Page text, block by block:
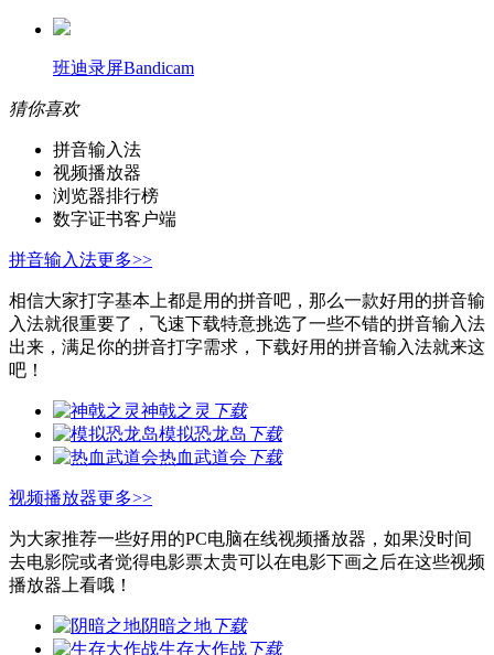
班迪录屏Bandicam
猜你喜欢
拼音输入法
视频播放器
浏览器排行榜
数字证书客户端
拼音输入法更多>>
相信大家打字基本上都是用的拼音吧，那么一款好用的拼音输
入法就很重要了，飞速下载特意挑选了一些不错的拼音输入法
出来，满足你的拼音打字需求，下载好用的拼音输入法就来这
吧！
神戟之灵 下载
模拟恐龙岛 下载
热血武道会 下载
视频播放器更多>>
为大家推荐一些好用的PC电脑在线视频播放器，如果没时间
去电影院或者觉得电影票太贵可以在电影下画之后在这些视频
播放器上看哦！
阴暗之地下载
生存大作战下载